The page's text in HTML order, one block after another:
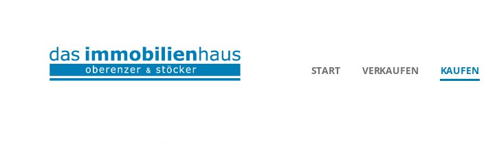
START VERKAUFEN KAUFEN